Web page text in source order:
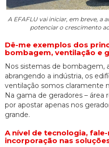
A EFAFLU vai iniciar, em breve, a
potenciar o crescimento
Dê-me exemplos dos
bombagem, ventilação e
Nos sistemas de bombagem,
abrangendo a indústria, os
ventilação somos claramente
Na gama de geradores –
por apostar apenas nos
grande.
A nível de tecnologia,
incorporação nas